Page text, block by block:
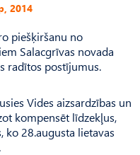
2014
piešķiršanu no
Salacgrīvas novada
radītos postījumus.
Vides aizsardzības un
kompensēt līdzekļus,
ko 28.augusta lietavas